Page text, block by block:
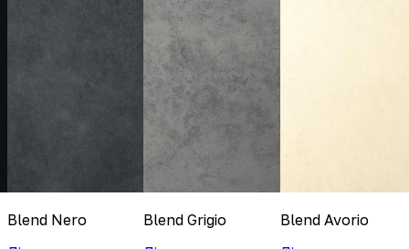
Blend Nero
Blend Grigio
Blend Avorio